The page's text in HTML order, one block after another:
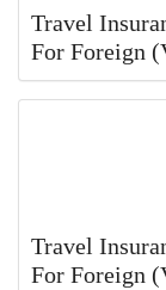
Travel
For Foreign
Travel
For Foreign